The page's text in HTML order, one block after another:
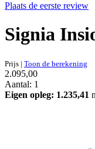
Plaats de eerste review
Signia
Prijs | Toon de berekening
2.095,00
Aantal: 1
Eigen opleg: 1.235,41